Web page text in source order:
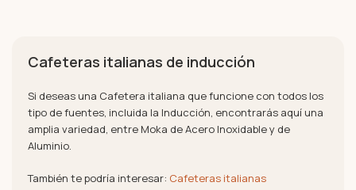
Cafeteras italianas de inducción
Si deseas una Cafetera italiana que funcione con todos los
tipo de fuentes, incluida la Inducción, encontrarás aquí una
amplia variedad, entre Moka de Acero Inoxidable y de
Aluminio.
También te podría interesar: Cafeteras italianas